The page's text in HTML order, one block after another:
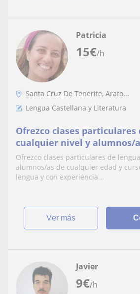
15€/h
Patricia
Santa Cruz De Tenerife, Arafo...
Lengua Castellana y Literatura
Ofrezco clases particulares
cualquier nivel y alumnos/
edad y curso. Soy
con experiencia previa en
particulares
Ofrezco clases particulares de
alumnos/as de cualquier edad y
lengua y con experiencia...
ver más
9€/h
Javier